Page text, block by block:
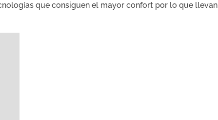
que consiguen el mayor confort por lo que llevan